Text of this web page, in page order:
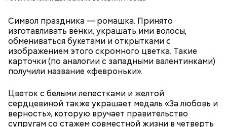
Символ праздника — ромашка. Принято
изготавливать венки, украшать ими волосы,
обмениваться букетами и открытками с
изображением этого скромного цветка. Такие
карточки (по аналогии с западными валентинками)
получили название «февроньки».
Цветок с белыми лепестками и желтой
сердцевиной также украшает медаль «За любовь и
верность», которую вручает правительство
супругам со стажем совместной жизни в четверть
ниже. Август — основное время. Оно совпадает с
максимальной активностью гроз: конец июля —
начало августа, — добавил Бычков.